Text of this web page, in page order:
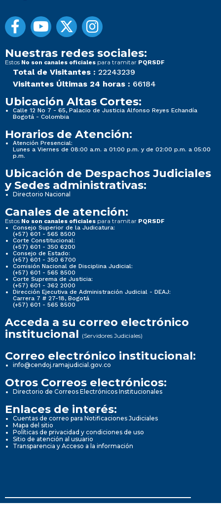
Nuestras redes sociales:
Estos No son canales oficiales para tramitar PQRSDF
Total de Visitantes : 22243239
Visitantes Últimas 24 horas : 66184
Ubicación Altas Cortes:
Calle 12 No 7 - 65, Palacio de Justicia Alfonso Reyes Echandía
Bogotá - Colombia
Horarios de Atención:
Atención Presencial:
Lunes a Viernes de 08:00 a.m. a 01:00 p.m. y de 02:00 p.m. a 05:00
p.m.
Ubicación de Despachos Judiciales
y Sedes administrativas:
Directorio Nacional
Canales de atención:
Estos No son canales oficiales para tramitar PQRSDF
Consejo Superior de la Judicatura:
(+57) 601 - 565 8500
Corte Constitucional:
(+57) 601 - 350 6200
Consejo de Estado:
(+57) 601 - 350 6700
Comisión Nacional de Disciplina Judicial:
(+57) 601 - 565 8500
Corte Suprema de Justicia:
(+57) 601 - 362 2000
Dirección Ejecutiva de Administración Judicial - DEAJ:
Carrera 7 # 27-18, Bogotá
(+57) 601 - 565 8500
Acceda a su correo electrónico
institucional (Servidores Judiciales)
Correo electrónico institucional:
info@cendoj.ramajudicial.gov.co
Otros Correos electrónicos:
Directorio de Correos Electrónicos Institucionales
Enlaces de interés:
Cuentas de correo para Notificaciones Judiciales
Mapa del sitio
Políticas de privacidad y condiciones de uso
Sitio de atención al usuario
Transparencia y Acceso a la información